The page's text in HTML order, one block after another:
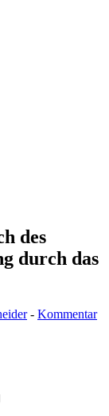
des
durch das
- Kommentar